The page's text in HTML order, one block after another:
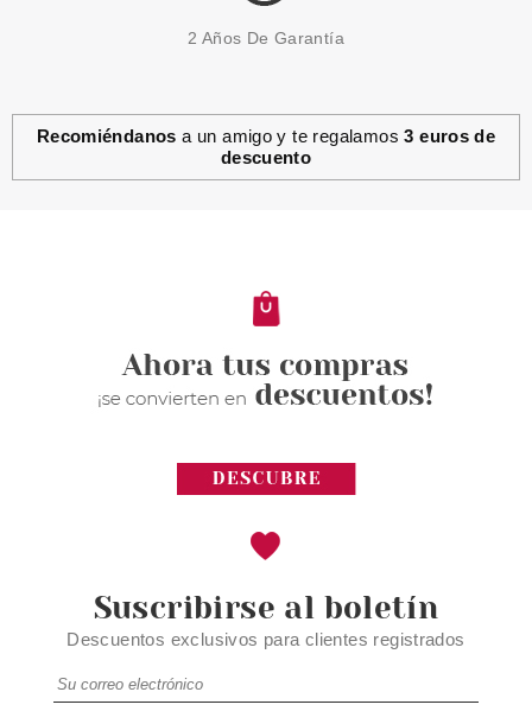
SISLEY
111.50€
2 Años De Garantía
Recomiéndanos a un amigo y te regalamos3 euros de
descuento
Suscribirse al boletín
Descuentos exclusivos para clientes registrados